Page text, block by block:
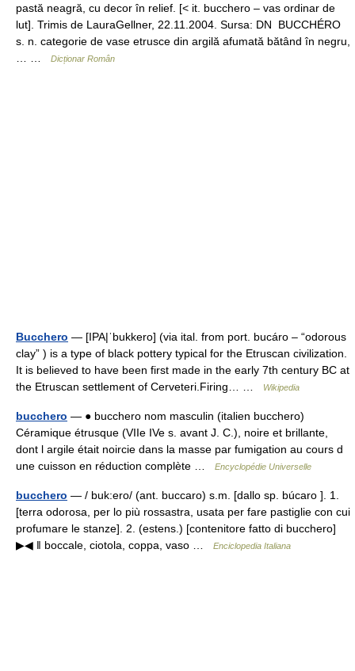
pastă neagră, cu decor în relief. [< it. bucchero – vas ordinar de
lut]. Trimis de LauraGellner, 22.11.2004. Sursa: DN BUCCHÉRO
s. n. categorie de vase etrusce din argilă afumată bătând în negru,
Dicționar Român
Bucchero — [IPA|ˈbukkero] (via ital. from port. bucáro – “odorous
clay” ) is a type of black pottery typical for the Etruscan civilization.
It is believed to have been first made in the early 7th century BC at
the Etruscan settlement of Cerveteri.Firing… …
Wikipedia
bucchero — ● bucchero nom masculin (italien bucchero)
Céramique étrusque (VIIe IVe s. avant J. C.), noire et brillante,
dont l argile était noircie dans la masse par fumigation au cours d
une cuisson en réduction complète …
Encyclopédie Universelle
bucchero — / buk:ero/ (ant. buccaro) s.m. [dallo sp. búcaro ]. 1.
[terra odorosa, per lo più rossastra, usata per fare pastiglie con cui
profumare le stanze]. 2. (estens.) [contenitore fatto di bucchero]
▶◀ ‖ boccale, ciotola, coppa, vaso …
Enciclopedia Italiana